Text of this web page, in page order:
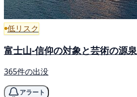
低リスク
富士山-信仰の対象と芸術の源泉
365件の出没
アラート